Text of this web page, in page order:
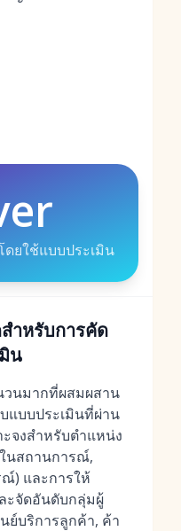
ยใช้แบบประเมิน
ำหรับการคัด
น
วนมากที่ผสมผสาน
แบบประเมินที่ผ่าน
ะจงสำหรับตำแหน่ง
นสถานการณ์,
) และการให้
ะจัดอันดับกลุ่มผู้
บริการลูกค้า, ค้า